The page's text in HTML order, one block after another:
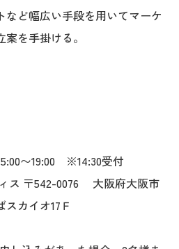
など幅広い手段を用いてマーケ
を手掛ける。
〜19:00 ※14:30受付
ス 〒542-0076 大阪府大阪市
カイオ17Ｆ